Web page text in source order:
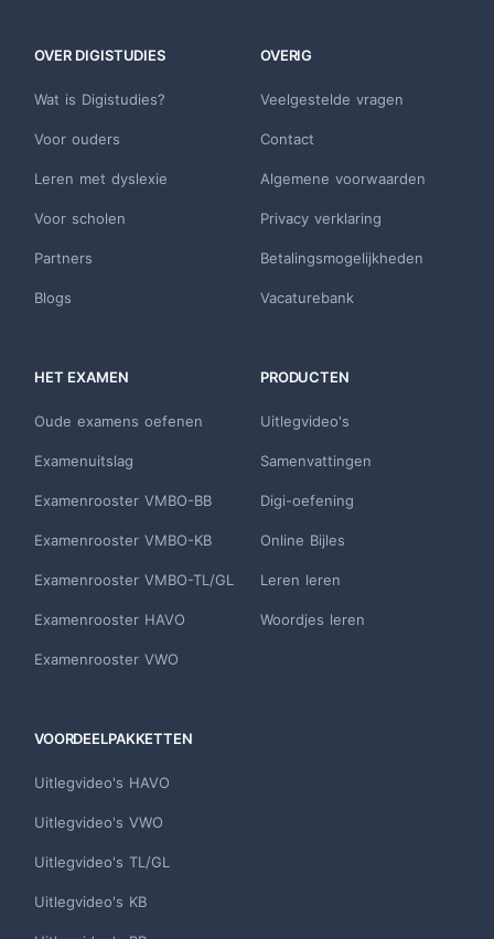
OVER DIGISTUDIES
Wat is Digistudies?
Voor ouders
Leren met dyslexie
Voor scholen
Partners
Blogs
OVERIG
Veelgestelde vragen
Contact
Algemene voorwaarden
Privacy verklaring
Betalingsmogelijkheden
Vacaturebank
HET EXAMEN
Oude examens oefenen
Examenuitslag
Examenrooster VMBO-BB
Examenrooster VMBO-KB
Examenrooster VMBO-TL/GL
Examenrooster HAVO
Examenrooster VWO
PRODUCTEN
Uitlegvideo's
Samenvattingen
Digi-oefening
Online Bijles
Leren leren
Woordjes leren
VOORDEELPAKKETTEN
Uitlegvideo's HAVO
Uitlegvideo's VWO
Uitlegvideo's TL/GL
Uitlegvideo's KB